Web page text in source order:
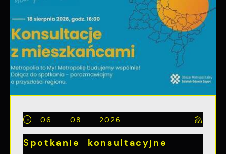
06 - 08 - 2026
Spotkanie konsultacyjne